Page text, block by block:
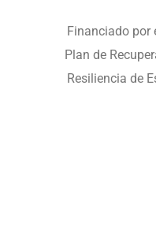
Financiado por
Plan de
Resiliencia de